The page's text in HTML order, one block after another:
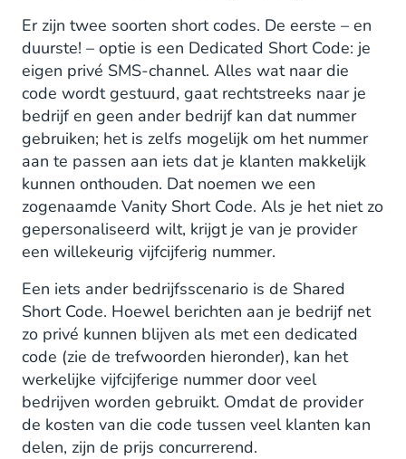
Er zijn twee soorten short codes. De eerste – en
duurste! – optie is een Dedicated Short Code: je
eigen privé SMS-channel. Alles wat naar die
code wordt gestuurd, gaat rechtstreeks naar je
bedrijf en geen ander bedrijf kan dat nummer
gebruiken; het is zelfs mogelijk om het nummer
aan te passen aan iets dat je klanten makkelijk
kunnen onthouden. Dat noemen we een
zogenaamde Vanity Short Code. Als je het niet zo
gepersonaliseerd wilt, krijgt je van je provider
een willekeurig vijfcijferig nummer.
Een iets ander bedrijfsscenario is de Shared
Short Code. Hoewel berichten aan je bedrijf net
zo privé kunnen blijven als met een dedicated
code (zie de trefwoorden hieronder), kan het
werkelijke vijfcijferige nummer door veel
bedrijven worden gebruikt. Omdat de provider
de kosten van die code tussen veel klanten kan
delen, zijn de prijs concurrerend.